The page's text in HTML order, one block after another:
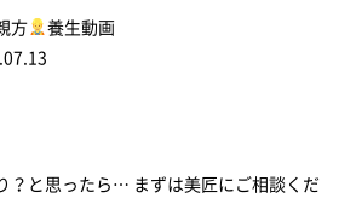
方
養生動画
？と思ったら… まずは美匠にご相談くだ